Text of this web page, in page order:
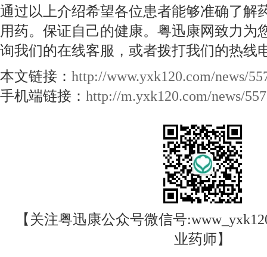
通过以上介绍希望各位患者能够准确了解
用药。保证自己的健康。粤迅康网致力为
询我们的在线客服，或者拨打我们的热线
本文链接： http://www.yxk120.com/news/
手机端链接： http://m.yxk120.com/news/
【关注粤迅康公众号微信号
业药师】